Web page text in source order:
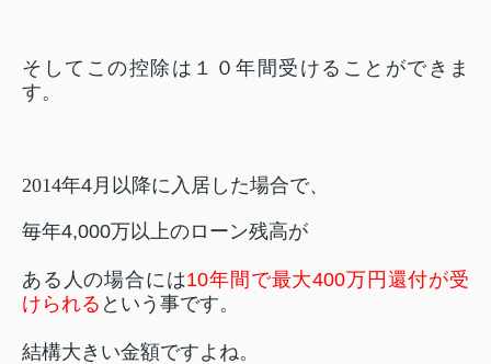
そしてこの控除は１０年間受けることができま
す。
2014年4月以降に入居した場合で、
毎年4,000万以上のローン残高が
ある人の場合には10年間で最大400万円還付が受
けられる という事です。
結構大きい金額ですよね。